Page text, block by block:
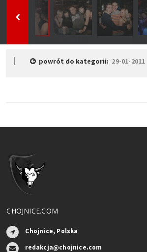
powrót do kategorii: 29-01-2011
CHOJNICE.COM
Chojnice, Polska
redakcja@chojnice.com